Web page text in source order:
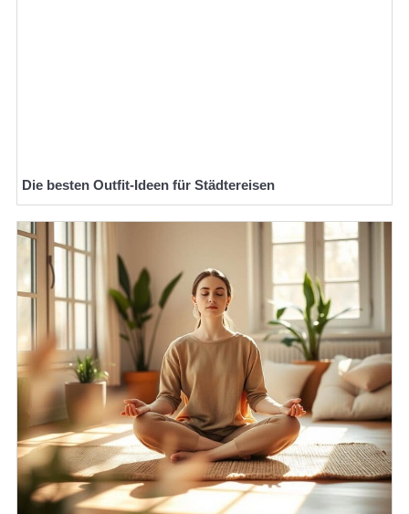
Die besten Outfit-Ideen für Städtereisen